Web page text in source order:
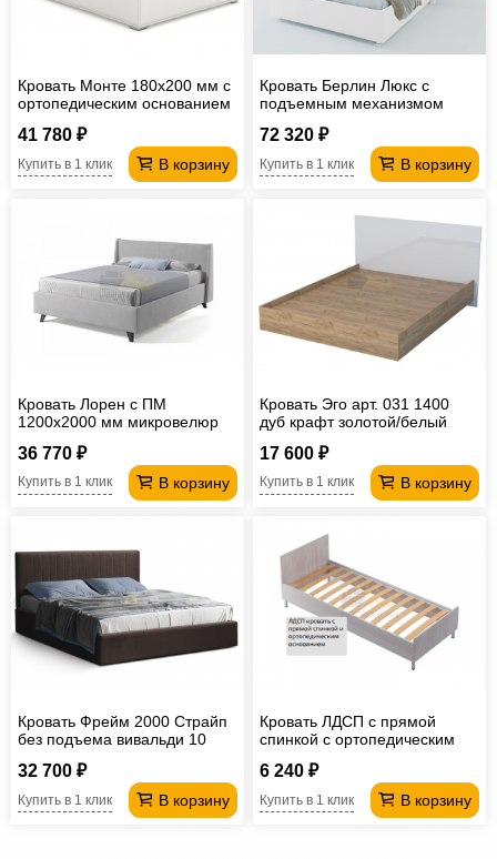
Кровать Монте 180х200 мм с
ортопедическим основанием
41 780 ₽
В корзину
Купить в 1 клик
Кровать Берлин Люкс с
подъемным механизмом
72 320 ₽
В корзину
Купить в 1 клик
Кровать Лорен с ПМ
1200х2000 мм микровелюр
36 770 ₽
В корзину
Купить в 1 клик
Кровать Эго арт. 031 1400
дуб крафт золотой/белый
17 600 ₽
В корзину
Купить в 1 клик
Кровать Фрейм 2000 Страйп
без подъема вивальди 10
32 700 ₽
В корзину
Купить в 1 клик
Кровать ЛДСП с прямой
спинкой с ортопедическим
6 240 ₽
В корзину
Купить в 1 клик